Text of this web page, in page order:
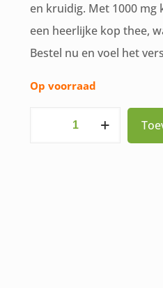
en kruidig. Met 1000
een heerlijke kop thee,
Bestel nu en voel het
Op voorraad